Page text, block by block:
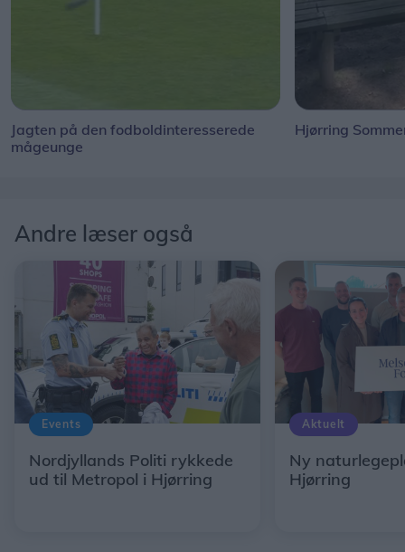
Jagten på den fodboldinteresserede
mågeunge
Hjørring
Andre læser også
Events
Nordjyllands Politi rykkede
ud til Metropol i Hjørring
Aktuelt
Ny
Hjørring